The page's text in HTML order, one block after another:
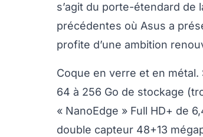
s’agit du porte-étendard de
précédentes où Asus a
profite d’une ambition
Coque en verre et en métal.
64 à 256 Go de stockage
« NanoEdge » Full HD+ de
double capteur 48+13